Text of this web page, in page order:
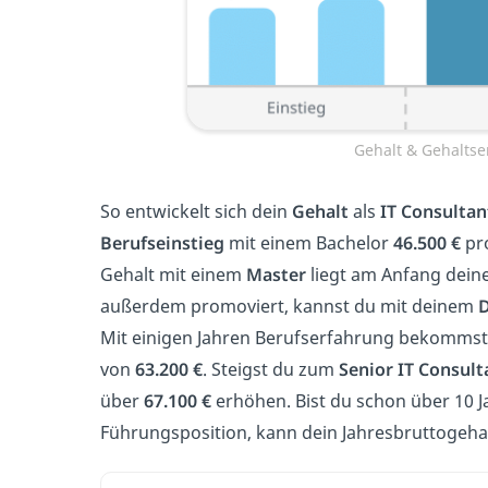
Gehalt &
So entwickelt sich dein Gehalt als IT
Berufseinstieg mit einem Bachelor46.500 €
Gehalt mit einem Master liegt am Anfang
außerdem promoviert, kannst du mit deinem
Mit einigen Jahren Berufserfahrung
von 63.200 €. Steigst du zum Senior IT
über67.100 € erhöhen. Bist du schon über 10
Führungsposition, kann dein